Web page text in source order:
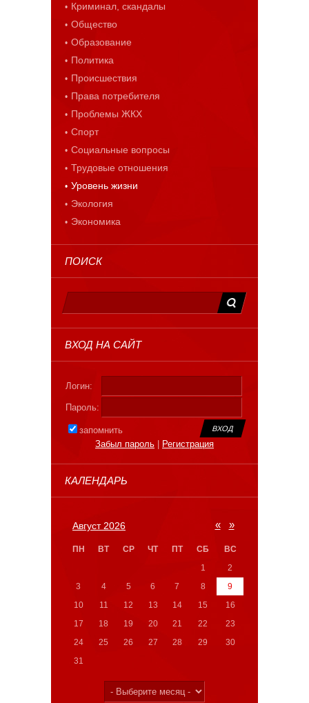
Криминал, скандалы
Общество
Образование
Политика
Происшествия
Права потребителя
Проблемы ЖКХ
Спорт
Социальные вопросы
Трудовые отношения
Уровень жизни
Экология
Экономика
ПОИСК
ВХОД НА САЙТ
Логин:
Пароль:
запомнить
Забыл пароль
Регистрация
КАЛЕНДАРЬ
«
Август 2026 »
ПН ВТ СР ЧТ ПТ СБ
ВС
1
2
3
4 5 6 7 8
9
10
11 12 13 14 15
16
17
18 19 20 21 22
23
24
25 26 27 28 29
30
31